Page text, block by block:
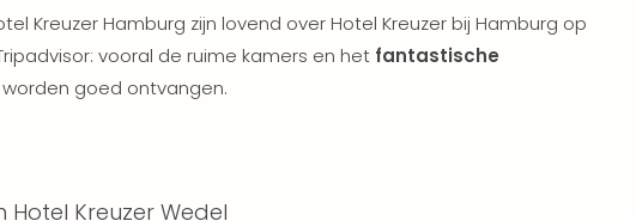
Kreuzer Hamburg zijn lovend over Hotel Kreuzer bij Hamburg op
vooral de ruime kamers en het fantastische
worden goed ontvangen.
Kreuzer Wedel